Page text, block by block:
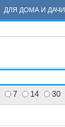
ДЛЯ ДОМА И ДАЧИ
7 14 30